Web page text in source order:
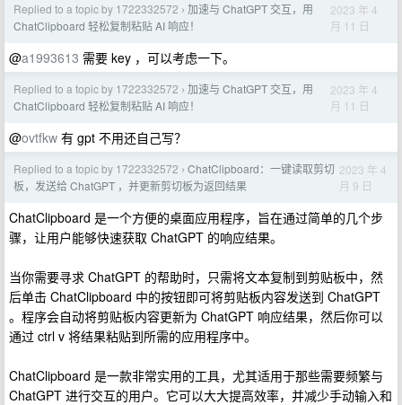
Replied to a topic by 1722332572 › 加速与 ChatGPT 交互，用
ChatClipboard 轻松复制粘贴 AI 响应！
2023 年 4
月 11 日
@a1993613 需要 key ，可以考虑一下。
Replied to a topic by 1722332572 › 加速与 ChatGPT 交互，用
ChatClipboard 轻松复制粘贴 AI 响应！
2023 年 4
月 11 日
@ovtfkw 有 gpt 不用还自己写？
Replied to a topic by 1722332572 › ChatClipboard：一键读取剪切
板，发送给 ChatGPT ，并更新剪切板为返回结果
2023 年 4
月 9 日
ChatClipboard 是一个方便的桌面应用程序，旨在通过简单的几个步
骤，让用户能够快速获取 ChatGPT 的响应结果。
当你需要寻求 ChatGPT 的帮助时，只需将文本复制到剪贴板中，然
后单击 ChatClipboard 中的按钮即可将剪贴板内容发送到 ChatGPT
。程序会自动将剪贴板内容更新为 ChatGPT 响应结果，然后你可以
通过 ctrl v 将结果粘贴到所需的应用程序中。
ChatClipboard 是一款非常实用的工具，尤其适用于那些需要频繁与
ChatGPT 进行交互的用户。它可以大大提高效率，并减少手动输入和